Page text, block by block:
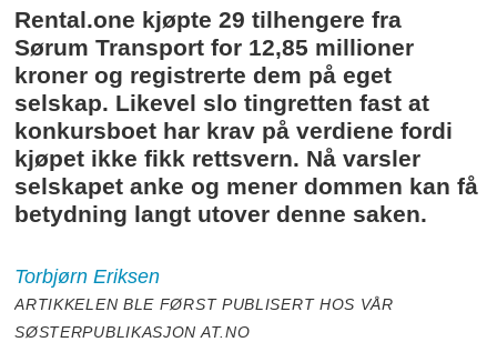
Rental.one kjøpte 29 tilhengere fra
Sørum Transport for 12,85 millioner
kroner og registrerte dem på eget
selskap. Likevel slo tingretten fast at
konkursboet har krav på verdiene fordi
kjøpet ikke fikk rettsvern. Nå varsler
selskapet anke og mener dommen kan få
betydning langt utover denne saken.
Torbjørn Eriksen
ARTIKKELEN BLE FØRST PUBLISERT HOS VÅR
SØSTERPUBLIKASJON AT.NO